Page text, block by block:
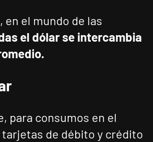
en el mundo de las
el dólar se intercambia
para consumos en el
de débito y crédito